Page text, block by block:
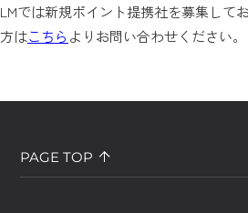
LMでは新規ポイント提携社を募集して
方はこちら よりお問い合わせください。
PAGE TOP